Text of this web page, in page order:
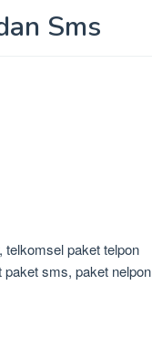
Sms
telkomsel paket telpon
paket sms, paket nelpon